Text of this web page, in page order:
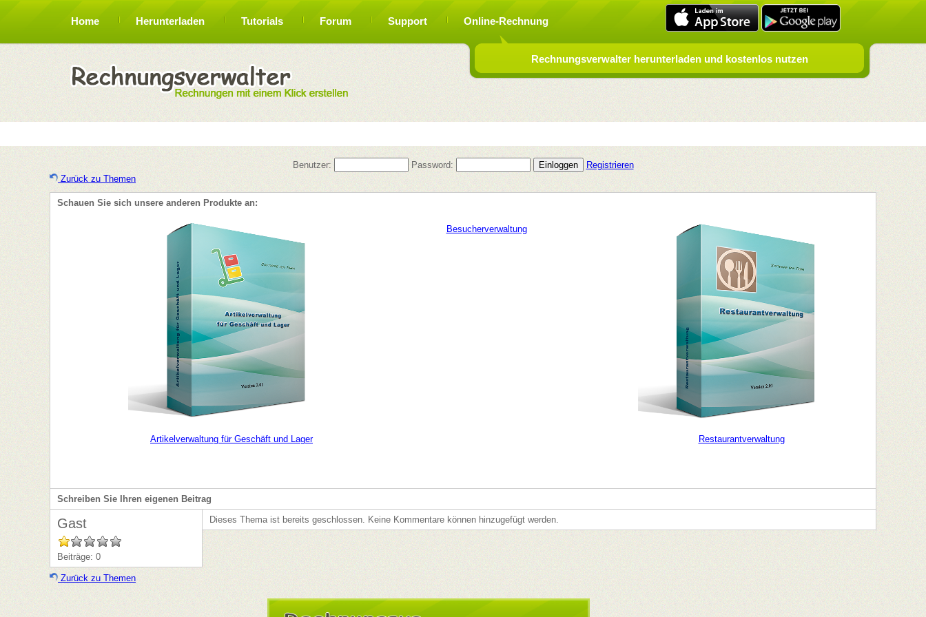
Home Herunterladen Tutorials Forum Support Online-Rechnung
Rechnungsverwalter herunterladen und kostenlos nutzen
Benutzer: Password:
Registrieren
Zurück zu Themen
Schauen Sie sich unsere anderen Produkte an:
Restaurantverwaltung
Artikelverwaltung für Geschäft und Lager
Schreiben Sie Ihren eigenen Beitrag
Gast
Beiträge: 0
Dieses Thema ist bereits geschlossen. Keine Kommentare können hinzugefügt werden.
Zurück zu Themen